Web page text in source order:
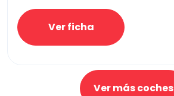
Ver ficha
Ver más coches